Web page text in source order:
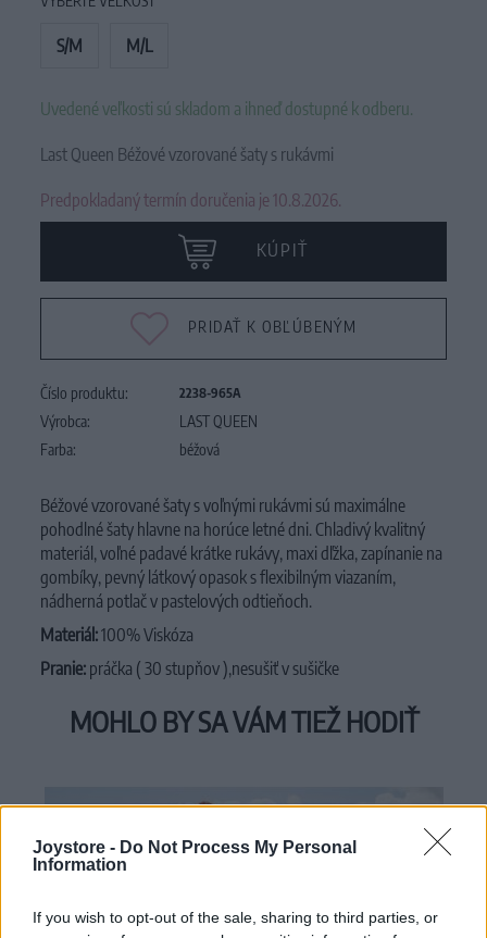
Joystore - Do Not Process My Personal
Information
If you wish to opt-out of the sale, sharing to third parties, or
S/M M/L
Uvedené veľkosti sú skladom a ihneď dostupné k odberu.
Last Queen Béžové vzorované šaty s rukávmi
Predpokladaný termín doručenia je 10.8.2026.
KÚPIŤ
PRIDAŤ K OBĽÚBENÝM
Číslo produktu: 2238-965A
Výrobca:
LAST QUEEN
Farba:
béžová
Béžové vzorované šaty s voľnými rukávmi sú maximálne
pohodlné šaty hlavne na horúce letné dni. Chladivý kvalitný
materiál, voľné padavé krátke rukávy, maxi dľžka, zapínanie na
gombíky, pevný látkový opasok s flexibilným viazaním,
nádherná potlač v pastelových odtieňoch.
Materiál:100% Viskóza
Pranie: práčka ( 30 stupňov ),nesušiť v sušičke
MOHLO BY SA VÁM TIEŽ HODIŤ